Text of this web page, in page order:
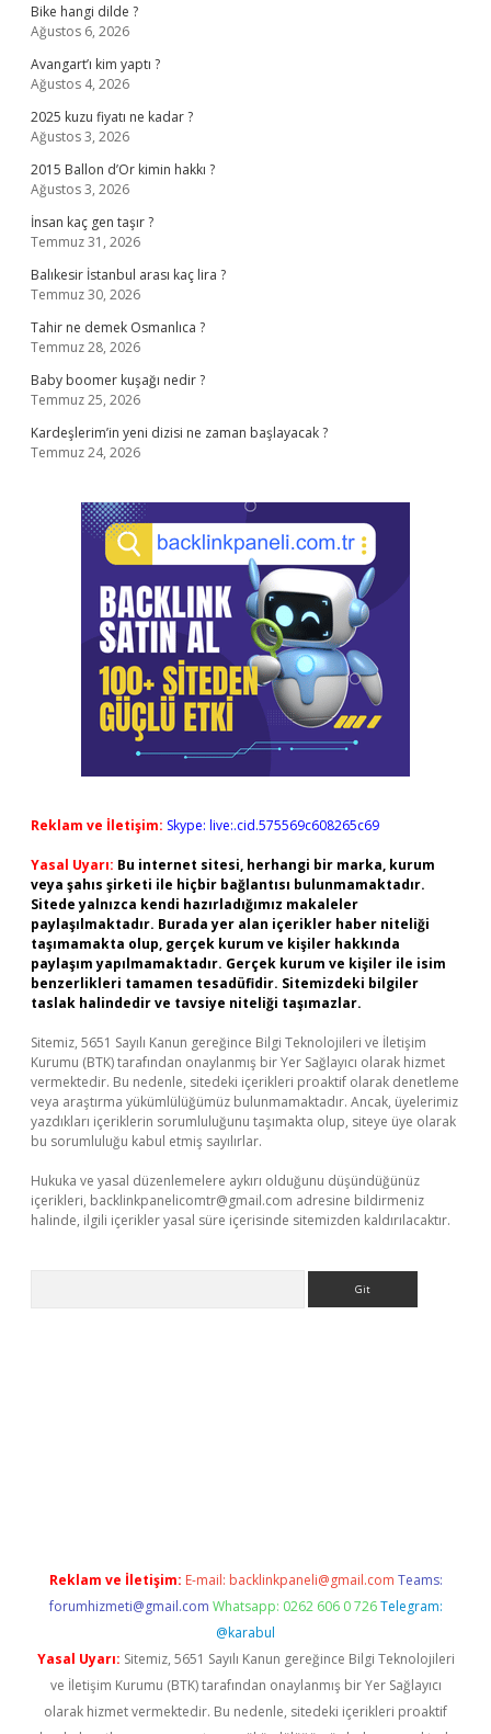
Bike hangi dilde ?
Ağustos 6, 2026
Avangart’ı kim yaptı ?
Ağustos 4, 2026
2025 kuzu fiyatı ne kadar ?
Ağustos 3, 2026
2015 Ballon d’Or kimin hakkı ?
Ağustos 3, 2026
İnsan kaç gen taşır ?
Temmuz 31, 2026
Balıkesir İstanbul arası kaç lira ?
Temmuz 30, 2026
Tahir ne demek Osmanlıca ?
Temmuz 28, 2026
Baby boomer kuşağı nedir ?
Temmuz 25, 2026
Kardeşlerim’in yeni dizisi ne zaman başlayacak ?
Temmuz 24, 2026
Reklam ve İletişim: Skype: live:.cid.575569c608265c69
Yasal Uyarı: Bu internet sitesi, herhangi bir marka, kurum
veya şahıs şirketi ile hiçbir bağlantısı bulunmamaktadır.
Sitede yalnızca kendi hazırladığımız makaleler
paylaşılmaktadır. Burada yer alan içerikler haber niteliği
taşımamakta olup, gerçek kurum ve kişiler hakkında
paylaşım yapılmamaktadır. Gerçek kurum ve kişiler ile isim
benzerlikleri tamamen tesadüfidir. Sitemizdeki bilgiler
taslak halindedir ve tavsiye niteliği taşımazlar.
Sitemiz, 5651 Sayılı Kanun gereğince Bilgi Teknolojileri ve İletişim
Kurumu (BTK) tarafından onaylanmış bir Yer Sağlayıcı olarak hizmet
vermektedir. Bu nedenle, sitedeki içerikleri proaktif olarak denetleme
veya araştırma yükümlülüğümüz bulunmamaktadır. Ancak, üyelerimiz
yazdıkları içeriklerin sorumluluğunu taşımakta olup, siteye üye olarak
bu sorumluluğu kabul etmiş sayılırlar.
Hukuka ve yasal düzenlemelere aykırı olduğunu düşündüğünüz
içerikleri, backlinkpanelicomtr@gmail.com adresine bildirmeniz
halinde, ilgili içerikler yasal süre içerisinde sitemizden kaldırılacaktır.
Reklam ve İletişim: E-mail: backlinkpaneli@gmail.com Teams:
forumhizmeti@gmail.com Whatsapp: 0262 606 0 726 Telegram:
@karabul
Yasal Uyarı: Sitemiz, 5651 Sayılı Kanun gereğince Bilgi Teknolojileri
ve İletişim Kurumu (BTK) tarafından onaylanmış bir Yer Sağlayıcı
olarak hizmet vermektedir. Bu nedenle, sitedeki içerikleri proaktif